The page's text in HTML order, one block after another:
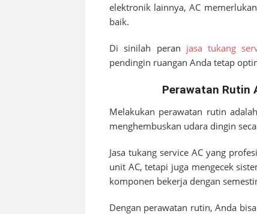
elektronik lainnya, AC
baik.
Di sinilah peran jasa tukang
pendingin ruangan Anda tetap
Perawatan Rutin
Melakukan perawatan rutin
menghembuskan udara dingin
Jasa tukang service AC yang
unit AC, tetapi juga mengecek
komponen bekerja dengan
Dengan perawatan rutin, Anda